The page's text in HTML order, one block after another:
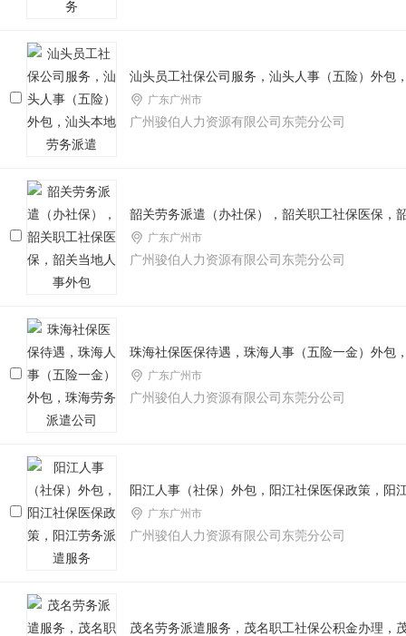
汕头员工社保公司服务，汕头人事（五险）外包
广东广州市
广州骏伯人力资源有限公司东莞分公司
韶关劳务派遣（办社保），韶关职工社保医保，
广东广州市
广州骏伯人力资源有限公司东莞分公司
珠海社保医保待遇，珠海人事（五险一金）外包
广东广州市
广州骏伯人力资源有限公司东莞分公司
阳江人事（社保）外包，阳江社保医保政策，阳
广东广州市
广州骏伯人力资源有限公司东莞分公司
茂名劳务派遣服务，茂名职工社保公积金办理，